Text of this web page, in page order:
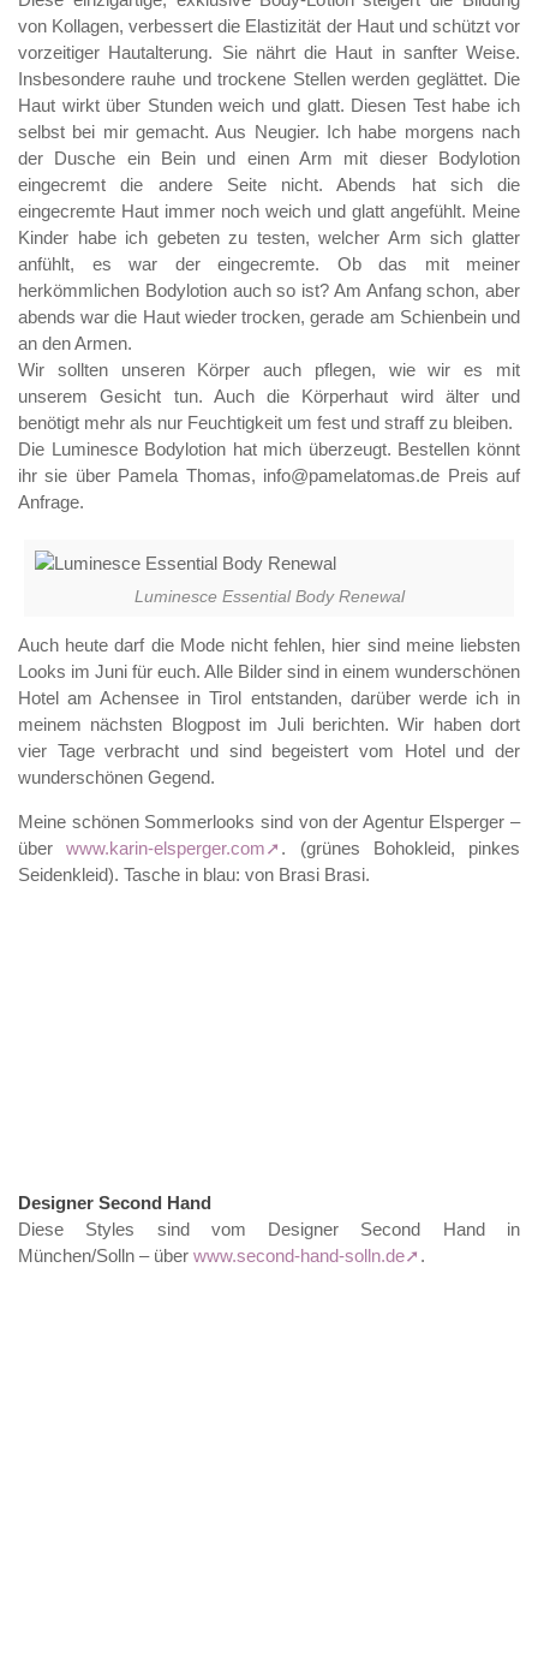
von Kollagen, verbessert die Elastizität der Haut und schützt vor
vorzeitiger Hautalterung. Sie nährt die Haut in sanfter Weise.
Insbesondere rauhe und trockene Stellen werden geglättet. Die
Haut wirkt über Stunden weich und glatt. Diesen Test habe ich
selbst bei mir gemacht. Aus Neugier. Ich habe morgens nach
der Dusche ein Bein und einen Arm mit dieser Bodylotion
eingecremt die andere Seite nicht. Abends hat sich die
eingecremte Haut immer noch weich und glatt angefühlt. Meine
Kinder habe ich gebeten zu testen, welcher Arm sich glatter
anfühlt, es war der eingecremte. Ob das mit meiner
herkömmlichen Bodylotion auch so ist? Am Anfang schon, aber
abends war die Haut wieder trocken, gerade am Schienbein und
an den Armen.
Wir sollten unseren Körper auch pflegen, wie wir es mit
unserem Gesicht tun. Auch die Körperhaut wird älter und
benötigt mehr als nur Feuchtigkeit um fest und straff zu bleiben.
Die Luminesce Bodylotion hat mich überzeugt. Bestellen könnt
ihr sie über Pamela Thomas, info@pamelatomas.de Preis auf
Anfrage.
Luminesce Essential Body Renewal
Auch heute darf die Mode nicht fehlen, hier sind meine liebsten
Looks im Juni für euch. Alle Bilder sind in einem wunderschönen
Hotel am Achensee in Tirol entstanden, darüber werde ich in
meinem nächsten Blogpost im Juli berichten. Wir haben dort
vier Tage verbracht und sind begeistert vom Hotel und der
wunderschönen Gegend.
Meine schönen Sommerlooks sind von der Agentur Elsperger –
überwww.karin-elsperger.com
. (grünes Bohokleid, pinkes
Seidenkleid). Tasche in blau: von Brasi Brasi.
Designer Second Hand
Diese Styles sind vom Designer Second Hand in
München/Solln – über www.second-hand-solln.de .